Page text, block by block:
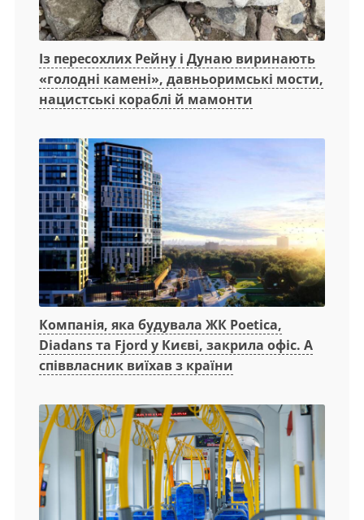
Із пересохлих Рейну і Дунаю виринають
«голодні камені», давньоримські мости,
нацистські кораблі й мамонти
Компанія, яка будувала ЖК Poetica,
Diadans та Fjord у Києві, закрила офіс. А
співвласник виїхав з країни